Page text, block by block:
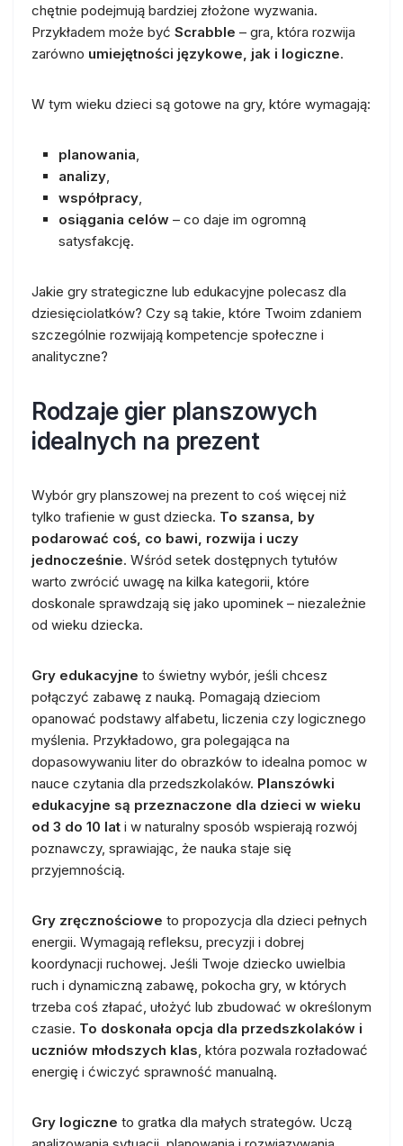
chętnie podejmują bardziej złożone wyzwania.
Przykładem może być Scrabble – gra, która rozwija
zarówno umiejętności językowe, jak i logiczne.
W tym wieku dzieci są gotowe na gry, które wymagają:
planowania,
analizy,
współpracy,
osiągania celów – co daje im ogromną
satysfakcję.
Jakie gry strategiczne lub edukacyjne polecasz dla
dziesięciolatków? Czy są takie, które Twoim zdaniem
szczególnie rozwijają kompetencje społeczne i
analityczne?
Rodzaje gier planszowych
idealnych na prezent
Wybór gry planszowej na prezent to coś więcej niż
tylko trafienie w gust dziecka. To szansa, by
podarować coś, co bawi, rozwija i uczy
jednocześnie. Wśród setek dostępnych tytułów
warto zwrócić uwagę na kilka kategorii, które
doskonale sprawdzają się jako upominek – niezależnie
od wieku dziecka.
Gry edukacyjne to świetny wybór, jeśli chcesz
połączyć zabawę z nauką. Pomagają dzieciom
opanować podstawy alfabetu, liczenia czy logicznego
myślenia. Przykładowo, gra polegająca na
dopasowywaniu liter do obrazków to idealna pomoc w
nauce czytania dla przedszkolaków. Planszówki
edukacyjne są przeznaczone dla dzieci w wieku
od 3 do 10 lat i w naturalny sposób wspierają rozwój
poznawczy, sprawiając, że nauka staje się
przyjemnością.
Gry zręcznościowe to propozycja dla dzieci pełnych
energii. Wymagają refleksu, precyzji i dobrej
koordynacji ruchowej. Jeśli Twoje dziecko uwielbia
ruch i dynamiczną zabawę, pokocha gry, w których
trzeba coś złapać, ułożyć lub zbudować w określonym
czasie. To doskonała opcja dla przedszkolaków i
uczniów młodszych klas, która pozwala rozładować
energię i ćwiczyć sprawność manualną.
Gry logiczne to gratka dla małych strategów. Uczą